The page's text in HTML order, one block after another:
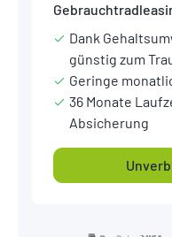
Dank
günstig zum
Geringe
36 Monate
Absicherung